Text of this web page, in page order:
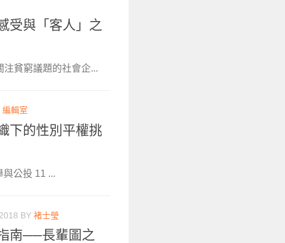
受與「客人」之
貧窮議題的社會企...
編輯室
下的性別平權挑
公投 11 ...
BY 褚士瑩
南──長輩圖之